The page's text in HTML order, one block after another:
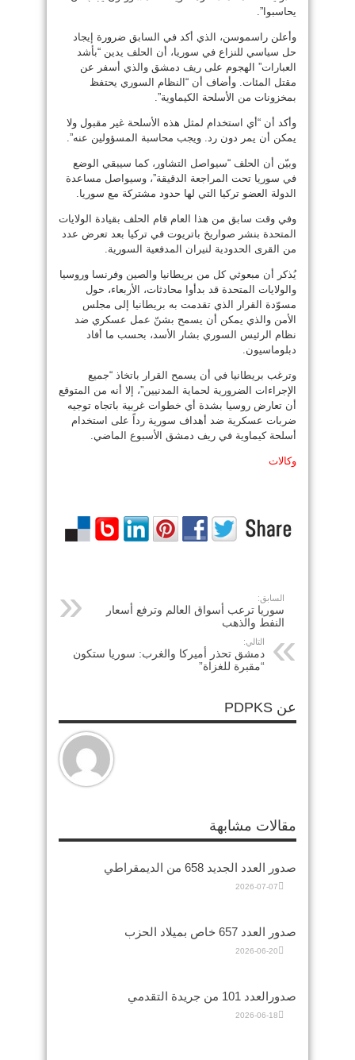
يحاسبوا”.
وأعلن راسموسن، الذي أكد في السابق ضرورة إيجاد
حل سياسي للنزاع في سوريا، أن الحلف يدين “بأشد
العبارات” الهجوم على ريف دمشق والذي أسفر عن
مقتل المئات. وأضاف أن “النظام السوري يحتفظ
بمخزونات من الأسلحة الكيماوية”.
وأكد أن “أي استخدام لمثل هذه الأسلحة غير مقبول ولا
يمكن أن يمر دون رد. ويجب محاسبة المسؤولين عنه”.
وبيّن أن الحلف “سيواصل التشاور، كما سيبقي الوضع
في سوريا تحت المراجعة الدقيقة”، وسيواصل مساعدة
الدولة العضو تركيا التي لها حدود مشتركة مع سوريا.
وفي وقت سابق من هذا العام قام الحلف بقيادة الولايات
المتحدة بنشر صواريخ باتريوت في تركيا بعد تعرض عدد
من القرى الحدودية لنيران المدفعية السورية.
يُذكر أن مبعوثي كل من بريطانيا والصين وفرنسا وروسيا
والولايات المتحدة قد بدأوا محادثات، الأربعاء، حول
مسوّدة القرار الذي تقدمت به بريطانيا إلى مجلس
الأمن والذي يمكن أن يسمح بشنّ عمل عسكري ضد
نظام الرئيس السوري بشار الأسد، بحسب ما أفاد
دبلوماسيون.
وترغب بريطانيا في أن يسمح القرار باتخاذ “جميع
الإجراءات الضرورية لحماية المدنيين”، إلا أنه من المتوقع
أن تعارض روسيا بشدة أي خطوات غربية باتجاه توجيه
ضربات عسكرية ضد أهداف سورية رداً على استخدام
أسلحة كيماوية في ريف دمشق الأسبوع الماضي.
وكالات
السابق:
سوريا ترعب أسواق العالم وترفع أسعار
النفط والذهب
التالي:
دمشق تحذر أميركا والغرب: سوريا ستكون
“مقبرة للغزاة”
عن PDPKS
مقالات مشابهة
صدور العدد الجديد 658 من الديمقراطي
2026-07-07
صدور العدد 657 خاص بميلاد الحزب
2026-06-20
صدورالعدد 101 من جريدة التقدمي
2026-06-18